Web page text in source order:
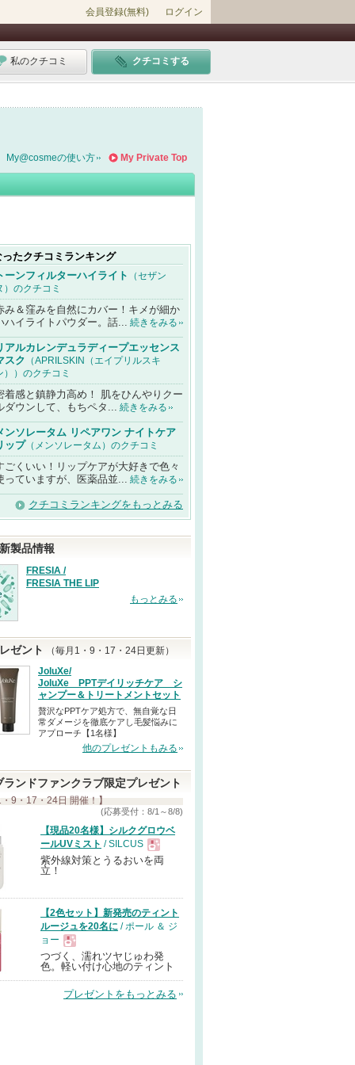
会員登録(無料) ログイン
私のクチコミ クチコミする
My Private Top
My@cosmeの使い方
たクチコミランキング
ーンフィルターハイライト
（セザン
）のクチコミ
み＆窪みを自然にカバー！キメが細か
ハイライトパウダー。話... 続きをみる
アルカレンデュラディープエッセンス
スク （APRILSKIN（エイプリルスキ
））のクチコミ
着感と鎮静力高め！ 肌をひんやりクー
ダウンして、もちペタ... 続きをみる
ンソレータム リペアワン ナイトケア
ップ（メンソレータム）のクチコミ
ごくいい！リップケアが大好きで色々
っていますが、医薬品並... 続きをみる
クチコミランキングをもっとみる
製品情報
FRESIA /
FRESIA THE LIP
もっとみる
ゼント
（毎月1・9・17・24日更新）
JoluXe/
JoluXe PPTデイリッチケア シ
ャンプー＆トリートメントセット
贅沢なPPTケア処方で、無自覚な日
常ダメージを徹底ケアし毛髪悩みに
アプローチ【1名様】
他のプレゼントもみる
ランドファンクラブ限定プレゼント
・9・17・24日 開催！】
(応募受付：8/1～8/8)
【現品20名様】シルクグロウベ
ールUVミスト / SILCUS
現
品
紫外線対策とうるおいを両
立！
【2色セット】新発売のティント
ルージュを20名に / ポール ＆ ジ
ョー
現
品
つづく、濡れツヤじゅわ発
色。軽い付け心地のティント
プレゼントをもっとみる